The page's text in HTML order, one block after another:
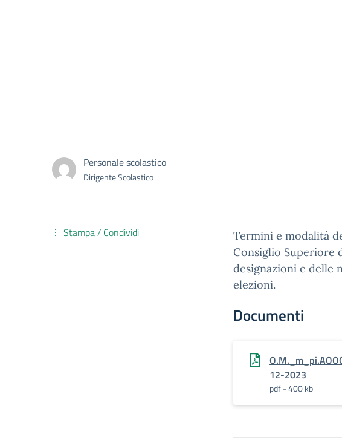
Personale scolastico
Dirigente Scolastico
Termini e modalità
Consiglio Superiore
designazioni e delle
elezioni.
Documenti
12-2023
pdf - 400 kb
Stampa / Condividi